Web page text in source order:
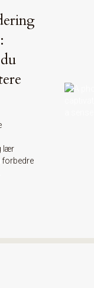
lær
forbedre